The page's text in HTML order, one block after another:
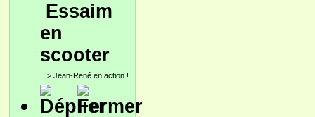
Essaim
en
scooter
> Jean-René en action !